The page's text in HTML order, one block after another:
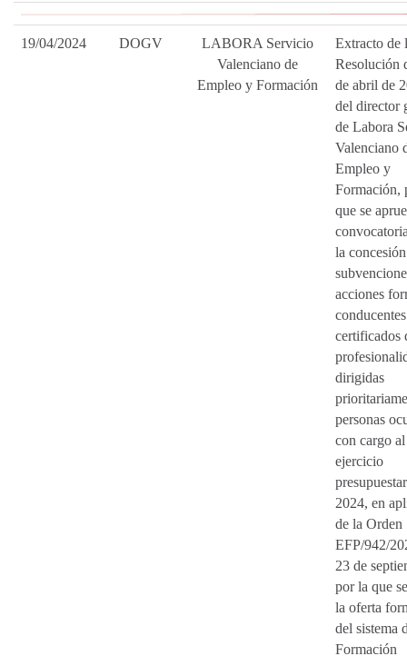
19/04/2024 DOGV
LABORA Servicio
Valenciano de
Empleo y Formación
Extracto de
Resolución
de abril de
del director
de Labora
Valenciano
Empleo y
Formación,
que se
la
acciones
certificados
dirigidas
personas
con cargo al
ejercicio
2024, en
de la Orden
EFP/942/
23 de
por la que
la oferta
del sistema
Formación